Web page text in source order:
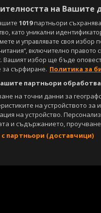
на Вашите
1019партньори
като уникални
и управлявате своя избор
включително правото
Вашият избор ще бъде
за сърфиране. Политика за
партньори
на точни данни за
на устройството
на устройство.
и съдържанието,
с партньори (доставчици)